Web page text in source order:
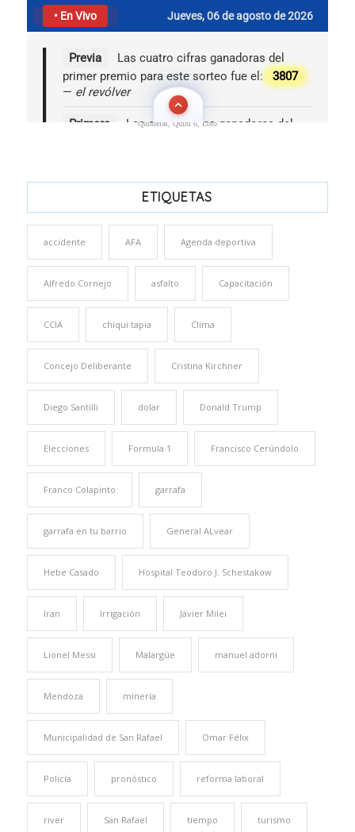
Quinielas, Quini 6, Loto
ETIQUETAS
accidente AFA Agenda deportiva
Alfredo Cornejo asfalto Capacitación
CCIA chiqui tapia Clima
Concejo Deliberante Cristina Kirchner
Diego Santilli dolar Donald Trump
Elecciones Formula 1 Francisco Cerúndolo
Franco Colapinto garrafa
garrafa en tu barrio General ALvear
Hebe Casado Hospital Teodoro J. Schestakow
Iran Irrigación Javier Milei
Lionel Messi Malargüe manuel adorni
Mendoza minería
Municipalidad de San Rafael Omar Félix
Policía pronóstico reforma laboral
river San Rafael tiempo turismo